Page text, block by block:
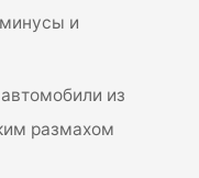
и
из
размахом